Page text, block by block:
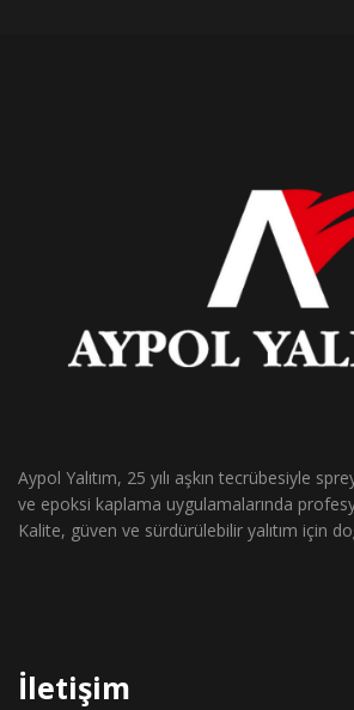
Aypol Yalıtım, 25 yılı aşkın tecrübesiyle
ve epoksi kaplama uygulamalarında
Kalite, güven ve sürdürülebilir yalıtım için
İletişim